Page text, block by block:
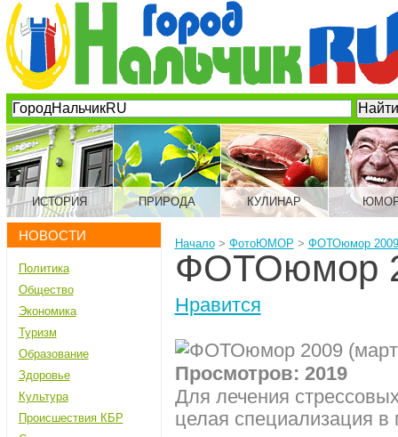
ИСТОРИЯ ПРИРОДА КУЛИНАР
НОВОСТИ
Политика
Общество
Экономика
Туризм
Образование
Здоровье
Культура
Происшествия КБР
Начало> ФотоЮМОР > ФОТОюмор 2009
ФОТОюмор
Нравится
Просмотров: 2019
Для лечения
целая специализация в